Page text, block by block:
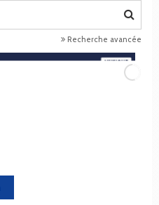
Recherche avancée